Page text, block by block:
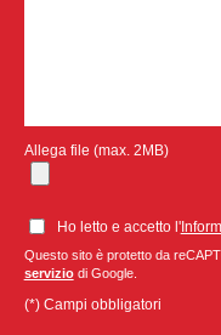
Allega file (max. 2MB)
Ho letto e accetto l'
Questo sito è protetto da
serviziodi Google.
(*) Campi obbligatori